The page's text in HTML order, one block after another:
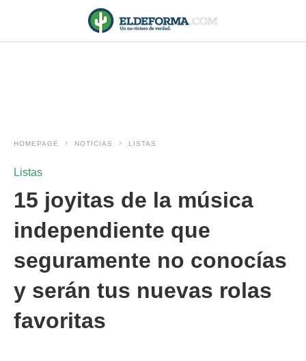
HOMEPAGE NOTICIAS LISTAS
Listas
15 joyitas de la música
independiente que
seguramente no conocías
y serán tus nuevas rolas
favoritas